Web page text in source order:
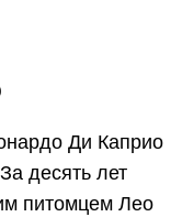
Ди Каприо
десять лет
питомцем Лео